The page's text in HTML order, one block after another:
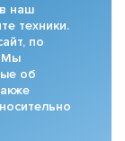
наш
техники.
по
Мы
об